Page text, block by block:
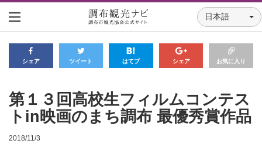
日本語
シェア ツイート はてブ シェア お気に入り
第１３回高校生フィルムコンテス
トin映画のまち調布 最優秀賞作品
2018/11/3